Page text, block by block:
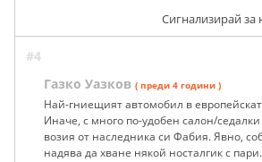
Сигнализирай за
#4
Газко Уазков ( преди 4 години )
Най-гниещият автомобил в
Иначе, с много по-удобен салон/
возия от наследника си Фабия. Явно,
надява да хване някой носталгик с